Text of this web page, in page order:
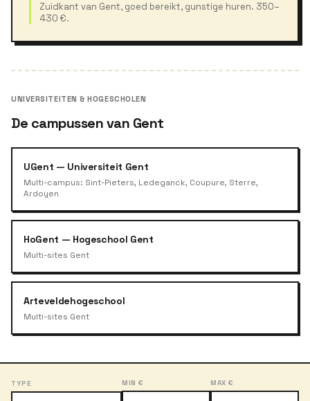
Zuidkant van Gent, goed bereikt, gunstige huren. 350–
430 €.
UNIVERSITEITEN & HOGESCHOLEN
De campussen van Gent
UGent — Universiteit Gent
Multi-campus: Sint-Pieters, Ledeganck, Coupure, Sterre,
Ardoyen
HoGent — Hogeschool Gent
Multi-sites Gent
Arteveldehogeschool
Multi-sites Gent
TYPE MIN € MAX €